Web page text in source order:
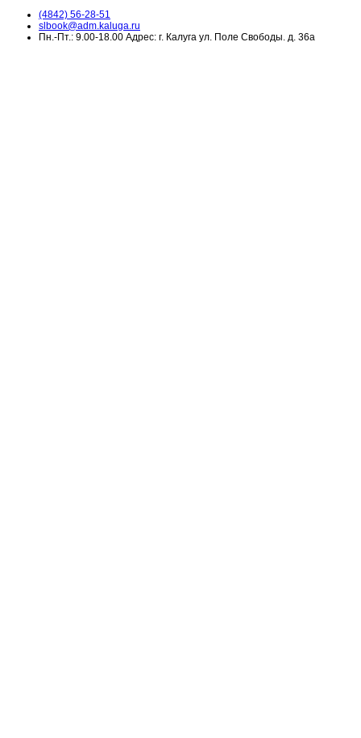
(4842) 56-28-51
slbook@adm.kaluga.ru
Пн.-Пт.: 9.00-18.00 Адрес: г. Калуга ул. Поле Свободы. д. 36а